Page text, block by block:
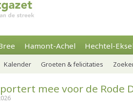
Hamont-Achel Hechtel-
Kalender Groeten & felicitaties
mee voor de Rode